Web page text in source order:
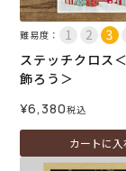
難易度：
ステッチクロス
飾ろう＞
¥6,380税込
カートに入